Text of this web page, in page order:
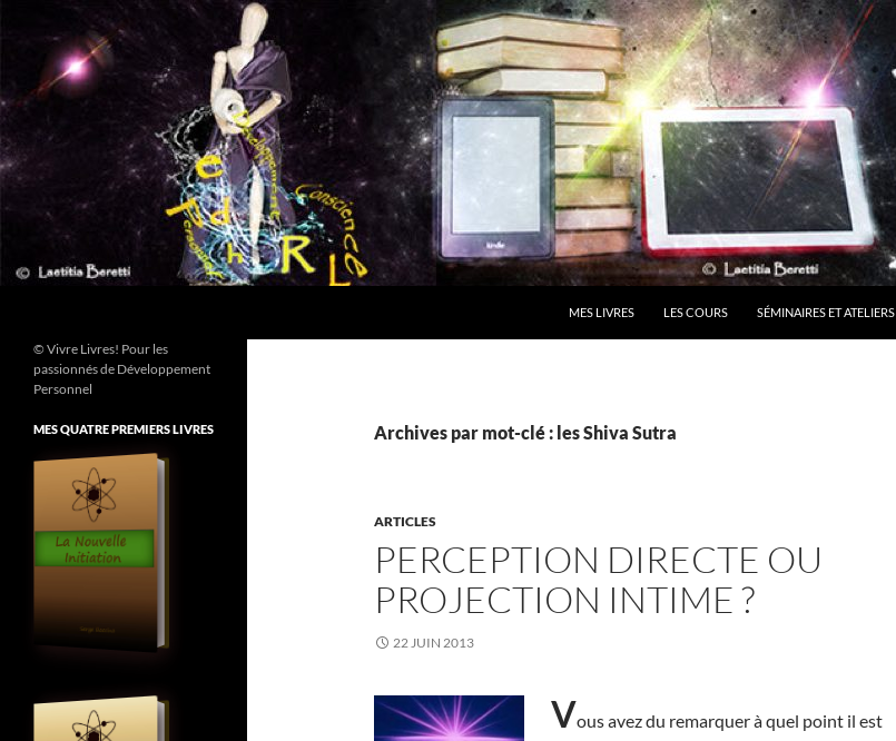
contenu
MES LIVRES LES COURS SÉMINAIRES ET ATELIERS
Archives par mot-clé : les Shiva Sutra
ARTICLES
PERCEPTION DIRECTE OU
PROJECTION INTIME ?
22 JUIN 2013
Vous avez du remarquer à quel point il est
© Vivre Livres! Pour les
passionnés de Développement
Personnel
MES QUATRE PREMIERS LIVRES